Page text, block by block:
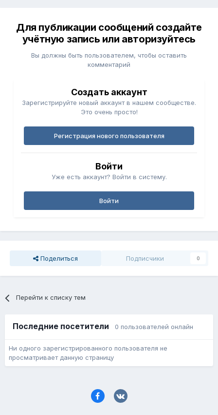
Для публикации сообщений создайте
учётную запись или авторизуйтесь
Вы должны быть пользователем, чтобы оставить
комментарий
Создать аккаунт
Зарегистрируйте новый аккаунт в нашем сообществе.
Это очень просто!
Регистрация нового пользователя
Войти
Уже есть аккаунт? Войти в систему.
Войти
Поделиться Подписчики 0
Перейти к списку тем
Последние посетители 0 пользователей онлайн
Ни одного зарегистрированного пользователя не
просматривает данную страницу